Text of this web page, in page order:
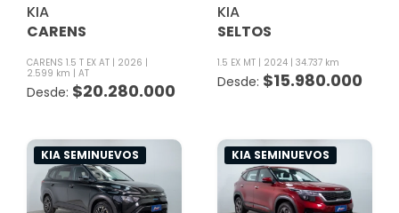
KIA
CARENS
CARENS 1.5 T EX AT
2026
2.599 km
AT
$20.280.000
KIA
SELTOS
1.5 EX MT 2024 34.737 km
$15.980.000
KIA SEMINUEVOS KIA SEMINUEVOS